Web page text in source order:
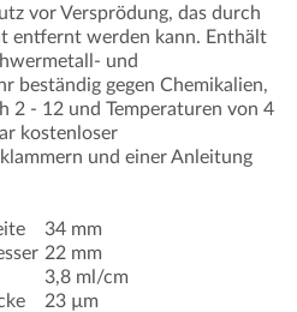
vor Versprödung, das durch
entfernt werden kann. Enthält
und
beständig gegen Chemikalien,
2 - 12 und Temperaturen von 4
kostenloser
und einer Anleitung
34 mm
22 mm
3,8 ml/cm
23 µm